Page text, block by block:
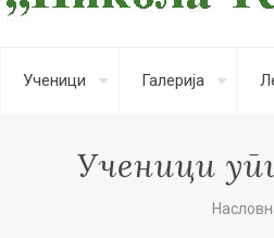
Ученици Галерија
Ученици